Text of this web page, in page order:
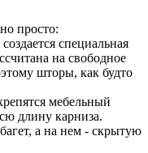
просто:
специальная
на свободное
шторы, как будто
мебельный
длину карниза.
а на нем - скрытую